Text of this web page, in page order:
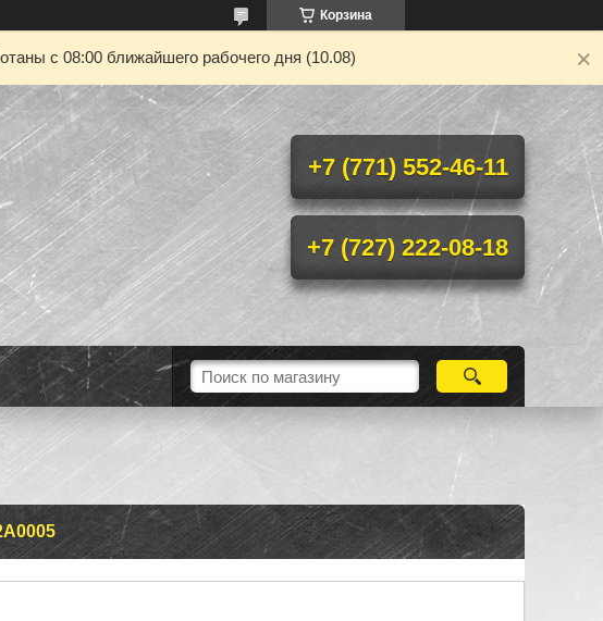
Корзина
с 08:00 ближайшего рабочего дня (10.08)
+7 (771) 552-46-11
+7 (727) 222-08-18